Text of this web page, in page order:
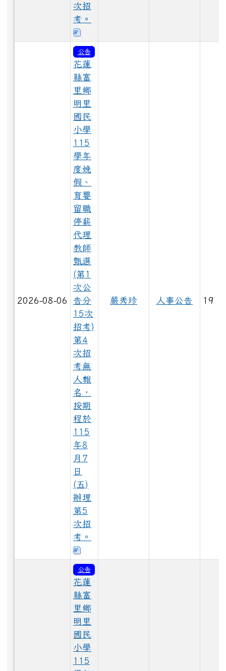
LINE_ALBUM_1150528大頭照_260529_67.jpg
LINE_ALBUM_1150529_260603_24.jpg
LINE_ALBUM_1150529_260603_35.jpg
LINE_ALBUM_1150528大頭照_260529_111.jpg
LINE_ALBUM_1150528大頭照_260529_54.jpg
LINE_ALBUM_1150528大頭照_260529_23.jpg
LINE_ALBUM_1150528大頭照_260529_51.jpg
LINE_ALBUM_1150529_260603_50.jpg
LINE_ALBUM_1150528大頭照_260529_62.jpg
LINE_ALBUM_1150529_260603_26.jpg
LINE_ALBUM_1150528大頭照_260529_61.jpg
LINE_ALBUM_1150529_260603_6.jpg
LINE_ALBUM_1150529_260603_43.jpg
LINE_ALBUM_1150528大頭照_260529_106.jpg
LINE_ALBUM_1150529_260603_40.jpg
次招
考。
2026-08-06
公告
花蓮
縣富
里鄉
明里
國民
小學
115
學年
度娩
假、
育嬰
留職
停薪
代理
教師
甄選
(第1
次公
告分
15次
招考)
第4
次招
考無
人報
名，
按期
程於
115
年8
月7
日
(五)
辦理
第5
次招
考。
嚴秀珍 人事公告 19
公告
花蓮
縣富
里鄉
明里
國民
小學
115